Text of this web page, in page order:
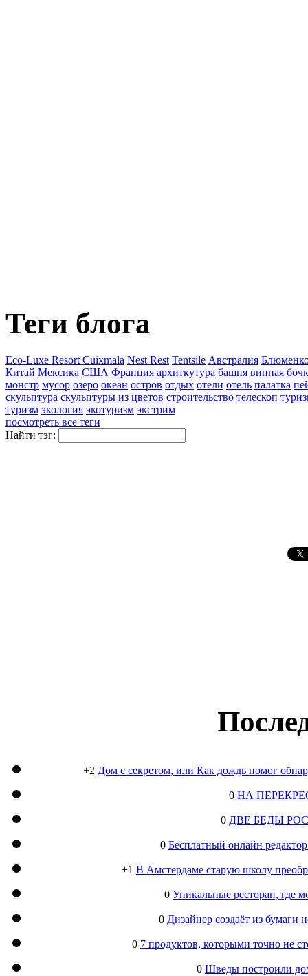
Теги блога
Eco-Luxe Resort Cuixmala Nest Rest Tentsile Австралия
Китай Мексика США Франция архиткутура башня винная
монстр мусор озеро океан остров отдых отели отель палатка
скульптура скульптуры из цветов строительство телескоп
туризм экология экотуризм экстрим
посмотреть все теги
Найти тэг:
+2 Дом с секретом, или Как дождь помог
0 НА
0 ДВЕ БЕДЫ
0 Бесплатный онлайн
+1 В Амстердаме старую школу
0 Уникальные ресторан, где
0 Дизайнер создаёт из
0 7 продуктов, которыми точно не
0 Шведы построили